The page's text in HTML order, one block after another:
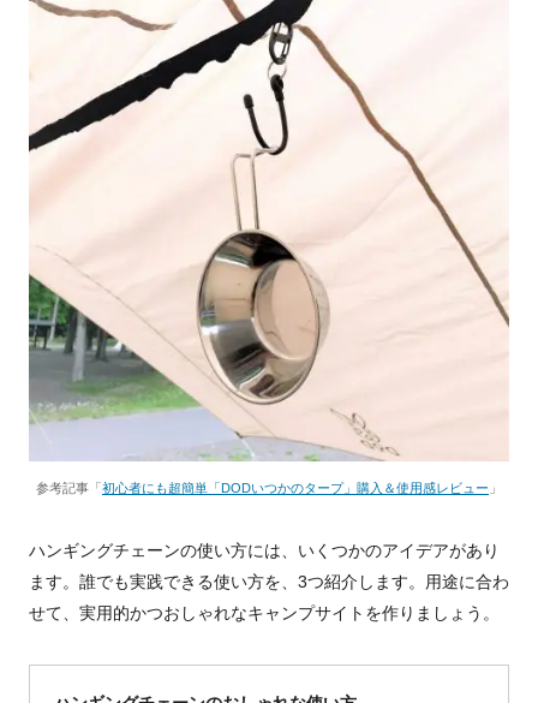
参考記事「初心者にも超簡単「DODいつかのタープ」購入＆使用感レビュー 」
ハンギングチェーンの使い方には、いくつかのアイデアがあり
ます。誰でも実践できる使い方を、3つ紹介します。用途に合わ
せて、実用的かつおしゃれなキャンプサイトを作りましょう。